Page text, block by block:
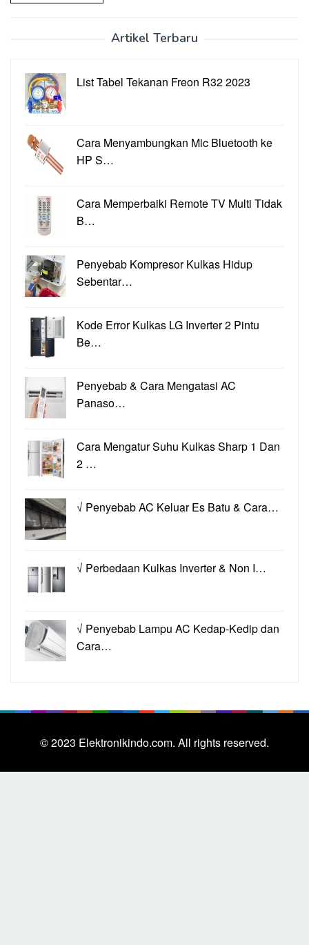
Artikel Terbaru
List Tabel Tekanan Freon R32 2023
Cara Menyambungkan Mic Bluetooth ke
HP S…
Cara Memperbaiki Remote TV Multi Tidak
B…
Penyebab Kompresor Kulkas Hidup
Sebentar…
Kode Error Kulkas LG Inverter 2 Pintu
Be…
Penyebab & Cara Mengatasi AC
Panaso…
Cara Mengatur Suhu Kulkas Sharp 1 Dan
2 …
√ Penyebab AC Keluar Es Batu & Cara…
√ Perbedaan Kulkas Inverter & Non I…
√ Penyebab Lampu AC Kedap-Kedip dan
Cara…
© 2023 Elektronikindo.com. All rights reserved.